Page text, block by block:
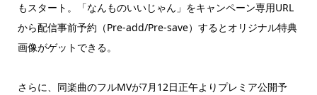
もスタート。「なんものいいじゃん」をキャンペーン専用URL
から配信事前予約（Pre-add/Pre-save）するとオリジナル特典
画像がゲットできる。
さらに、同楽曲のフルMVが7月12日正午よりプレミア公開予